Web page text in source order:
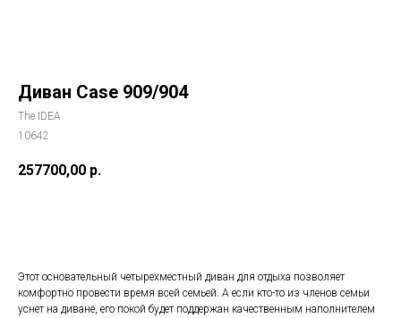
Диван Case 909/904
The IDEA
10642
257700,00 р.
Этот основательный четырехместный диван для отдыха позволяет
комфортно провести время всей семьей. А если кто-то из членов семьи
уснет на диване, его покой будет поддержан качественным наполнителем